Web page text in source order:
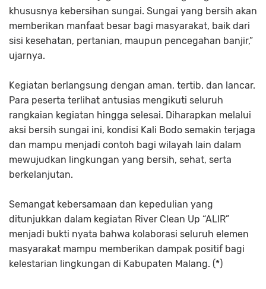
khususnya kebersihan sungai. Sungai yang bersih akan
memberikan manfaat besar bagi masyarakat, baik dari
sisi kesehatan, pertanian, maupun pencegahan banjir,”
ujarnya.
Kegiatan berlangsung dengan aman, tertib, dan lancar.
Para peserta terlihat antusias mengikuti seluruh
rangkaian kegiatan hingga selesai. Diharapkan melalui
aksi bersih sungai ini, kondisi Kali Bodo semakin terjaga
dan mampu menjadi contoh bagi wilayah lain dalam
mewujudkan lingkungan yang bersih, sehat, serta
berkelanjutan.
Semangat kebersamaan dan kepedulian yang
ditunjukkan dalam kegiatan River Clean Up “ALIR”
menjadi bukti nyata bahwa kolaborasi seluruh elemen
masyarakat mampu memberikan dampak positif bagi
kelestarian lingkungan di Kabupaten Malang. (*)